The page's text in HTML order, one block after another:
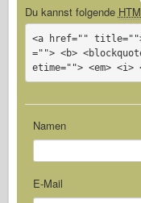
Du kannst folgende
<a href=""
=""> <b>
etime=""> <em>
Namen
E-Mail